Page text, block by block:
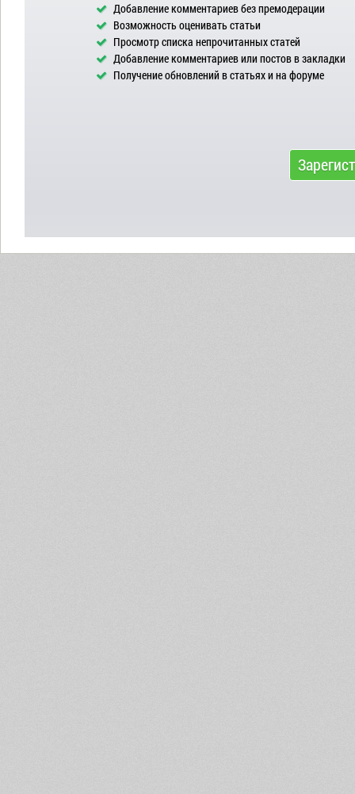
Добавление комментариев без премодерации
Возможность оценивать статьи
Просмотр списка непрочитанных статей
Добавление комментариев или постов в закладки
Получение обновлений в статьях и на форуме